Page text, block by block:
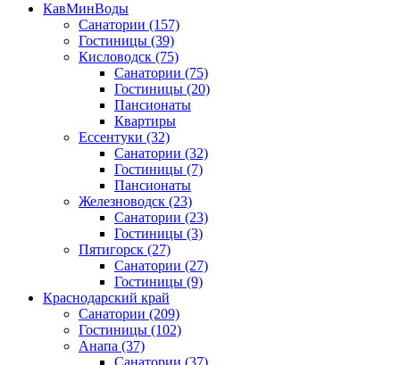
КавМинВоды
Санатории (157)
Гостиницы (39)
Кисловодск (75)
Санатории (75)
Гостиницы (20)
Пансионаты
Квартиры
Ессентуки (32)
Санатории (32)
Гостиницы (7)
Пансионаты
Железноводск (23)
Санатории (23)
Гостиницы (3)
Пятигорск (27)
Санатории (27)
Гостиницы (9)
Краснодарский край
Санатории (209)
Гостиницы (102)
Анапа (37)
Санатории (37)